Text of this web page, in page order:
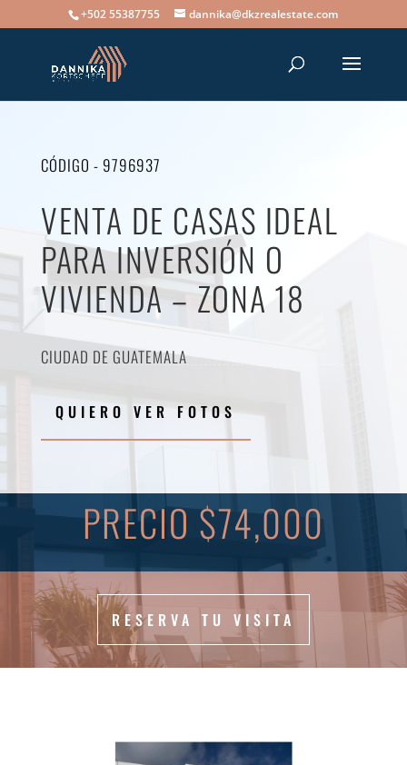
+502 55387755 dannika@dkzrealestate.com
CÓDIGO - 9796937
VENTA DE CASAS IDEAL
PARA INVERSIÓN O
VIVIENDA – ZONA 18
CIUDAD DE GUATEMALA
QUIERO VER FOTOS
PRECIO $74,000
RESERVA TU VISITA